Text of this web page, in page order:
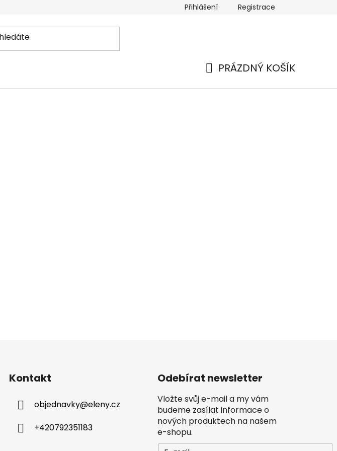
Náhradní plnění Moje objednávka
Přihlášení Registrace
PRÁZDNÝ KOŠÍK
Kontakt
objednavky@eleny.cz
+420792351183
Odebírat newsletter
Vložte svůj e-mail a my vám
budeme zasílat informace o
nových produktech na našem
e-shopu.